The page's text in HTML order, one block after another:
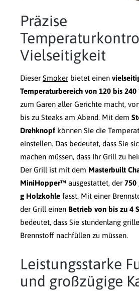
Präzise
Vielseitigkeit
Dieser Smoker bietet einen
Temperaturbereich von 120 bis 240
zum Garen aller Gerichte macht,
bis zu Steaks am Abend. Mit dem
Drehknopf können Sie die
einstellen. Das bedeutet, dass Sie
machen müssen, dass Ihr Grill zu
Der Grill ist mit dem Masterbuilt
MiniHopper™ ausgestattet, der 750
g Holzkohle fasst. Mit einer
der Grill einen Betrieb von bis zu 4
bedeutet, dass Sie stundenlang
Brennstoff nachfüllen zu müssen.
Leistungsstarke
und großzügige